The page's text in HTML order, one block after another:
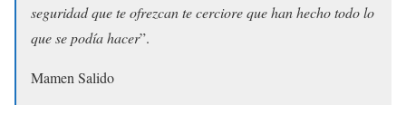
seguridad que te ofrezcan te cerciore que han hecho todo lo
que se podía hacer”.
Mamen Salido